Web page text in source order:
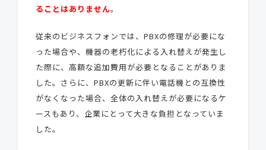
ることはありません。
従来のビジネスフォンでは、PBXの修理が必要にな
った場合や、機器の老朽化による入れ替えが発生し
た際に、高額な追加費用が必要となることがありま
した。さらに、PBXの更新に伴い電話機との互換性
がなくなった場合、全体の入れ替えが必要になるケ
ースもあり、企業にとって大きな負担となっていま
した。